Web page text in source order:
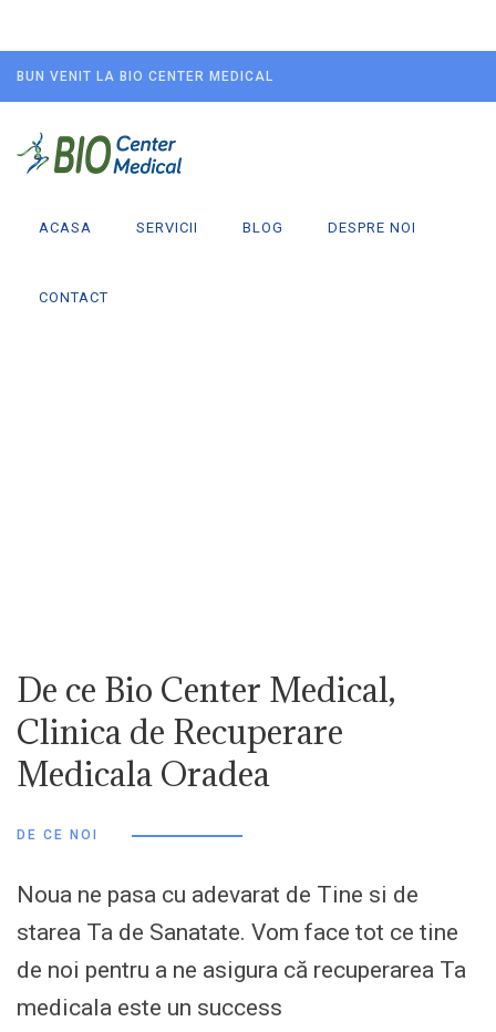
BUN VENIT LA BIO CENTER MEDICAL
ACASA SERVICII BLOG DESPRE NOI
CONTACT
De ce Bio Center Medical,
Clinica de Recuperare
Medicala Oradea
DE CE NOI
Noua ne pasa cu adevarat de Tine si de
starea Ta de Sanatate. Vom face tot ce tine
de noi pentru a ne asigura că recuperarea Ta
medicala este un success